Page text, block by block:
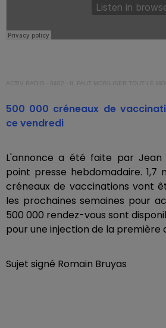
ACTIV RADIO 0402 - IL FAUT MOBILISER TOUT LE
500 000 créneaux de
ce vendredi
L'annonce a été faite par Jean
point presse hebdomadaire. 1,7
créneaux de vaccinations vont
les prochaines semaines pour
500 000 rendez-vous sont
pour une injection de la première
Sujet signé Romain Bruyas